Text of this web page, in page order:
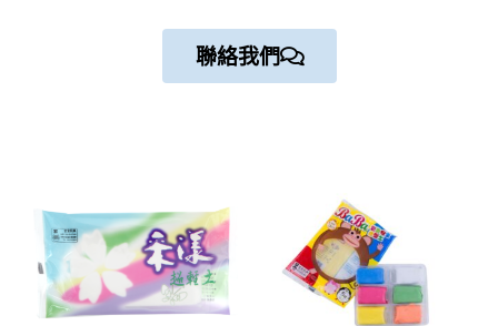
聯絡我們